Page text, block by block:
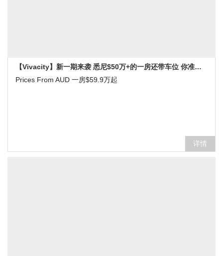
【Vivacity】新一期来袭 悉尼$50万+的一房还带车位 你准备好了吗
Prices From AUD 一房$59.9万起
详情